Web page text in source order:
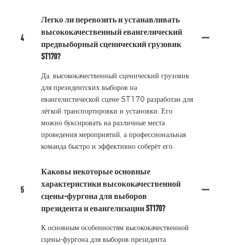
4
Легко ли перевозить и устанавливать
высококачественный евангелический
предвыборный сценический грузовик
ST170?
Да, высококачественный сценический грузовик
для президентских выборов на
евангелистической сцене ST170 разработан для
лёгкой транспортировки и установки. Его
можно буксировать на различные места
проведения мероприятий, а профессиональная
команда быстро и эффективно соберёт его.
5
Каковы некоторые основные
характеристики высококачественной
сцены-фургона для выборов
президента и евангелизации ST170?
К основным особенностям высококачественной
сцены-фургона для выборов президента